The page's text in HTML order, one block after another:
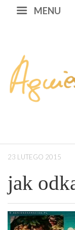
MENU
23 LUTEGO 2015
jak